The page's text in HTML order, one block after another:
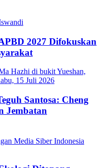
2027 Difokuskan
Santosa: Cheng
Jembatan